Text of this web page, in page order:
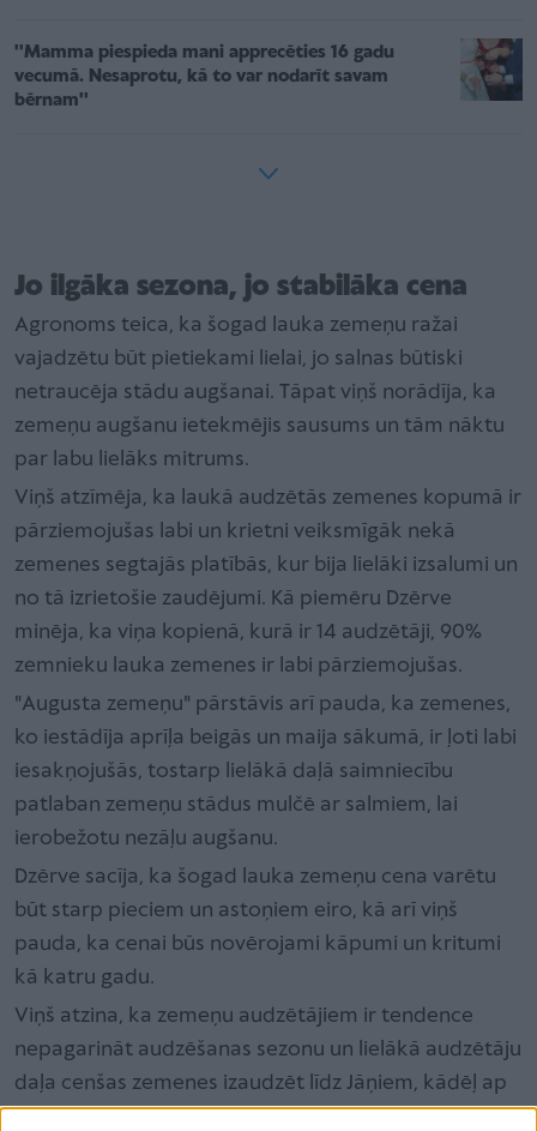
''Mamma piespieda mani apprecēties 16 gadu
vecumā. Nesaprotu, kā to var nodarīt savam
bērnam''
Jo ilgāka sezona, jo stabilāka cena
Agronoms teica, ka šogad lauka zemeņu ražai
vajadzētu būt pietiekami lielai, jo salnas būtiski
netraucēja stādu augšanai. Tāpat viņš norādīja, ka
zemeņu augšanu ietekmējis sausums un tām nāktu
par labu lielāks mitrums.
Viņš atzīmēja, ka laukā audzētās zemenes kopumā ir
pārziemojušas labi un krietni veiksmīgāk nekā
zemenes segtajās platībās, kur bija lielāki izsalumi un
no tā izrietošie zaudējumi. Kā piemēru Dzērve
minēja, ka viņa kopienā, kurā ir 14 audzētāji, 90%
zemnieku lauka zemenes ir labi pārziemojušas.
"Augusta zemeņu" pārstāvis arī pauda, ka zemenes,
ko iestādīja aprīļa beigās un maija sākumā, ir ļoti labi
iesakņojušās, tostarp lielākā daļā saimniecību
patlaban zemeņu stādus mulčē ar salmiem, lai
ierobežotu nezāļu augšanu.
Dzērve sacīja, ka šogad lauka zemeņu cena varētu
būt starp pieciem un astoņiem eiro, kā arī viņš
pauda, ka cenai būs novērojami kāpumi un kritumi
kā katru gadu.
Viņš atzina, ka zemeņu audzētājiem ir tendence
nepagarināt audzēšanas sezonu un lielākā audzētāju
daļa cenšas zemenes izaudzēt līdz Jāņiem, kādēļ ap
to laiku ogu cena ir salīdzinoši zema. Savukārt